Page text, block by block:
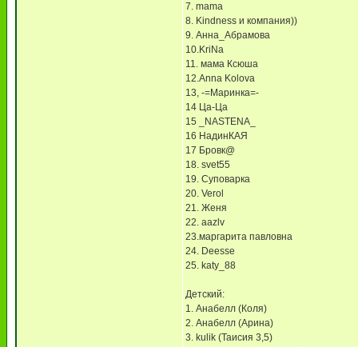
7. mama
8. Kindness и компания))
9. Анна_Абрамова
10.KriNa
11. мама Ксюша
12.Anna Kolova
13, -=Маринка=-
14 Ца-Ца
15 _NASTENA_
16 НадинКАЯ
17 Бровк@
18. svet55
19. Суповарка
20. Verol
21. Женя
22. aazlv
23.маргарита павловна
24. Deesse
25. katy_88
Детский:
1. Анабелл (Коля)
2. Анабелл (Арина)
3. kulik (Таисия 3,5)